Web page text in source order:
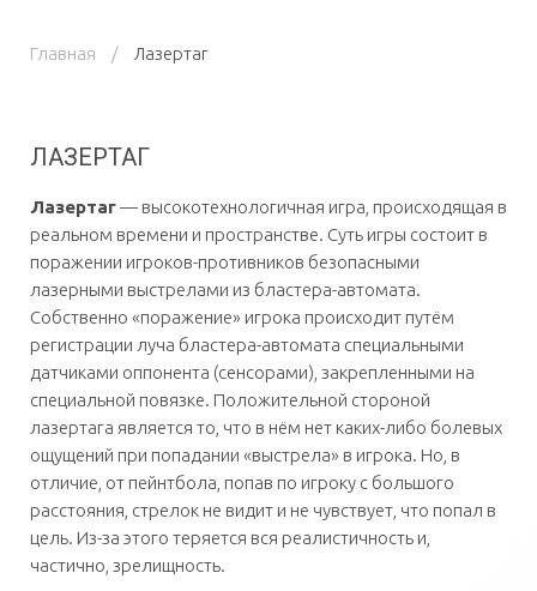
Главная Лазертаг
ЛАЗЕРТАГ
Лазертаг— высокотехнологичная игра, происходящая в
реальном времени и пространстве. Суть игры состоит в
поражении игроков-противников безопасными
лазерными выстрелами из бластера-автомата.
Собственно «поражение» игрока происходит путём
регистрации луча бластера-автомата специальными
датчиками оппонента (сенсорами), закрепленными на
специальной повязке. Положительной стороной
лазертага является то, что в нём нет каких-либо болевых
ощущений при попадании «выстрела» в игрока. Но, в
отличие, от пейнтбола, попав по игроку с большого
расстояния, стрелок не видит и не чувствует, что попал в
цель. Из-за этого теряется вся реалистичность и,
частично, зрелищность.